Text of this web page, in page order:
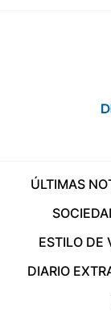
ÚLTIMAS
ESTILO DE
DIARIO